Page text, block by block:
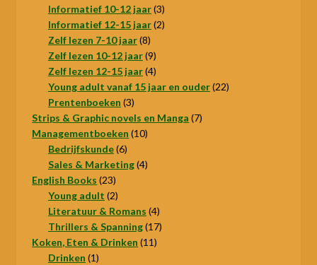
producten
Informatief 10-12 jaar 33
producten
Informatief 12-15 jaar 22
Zelf lezen 7-10 jaar 88
producten
Zelf lezen 10-12 jaar 99
producten
Zelf lezen 12-15 jaar 44
producten
Young adult vanaf 15 jaar en ouder 2222
Prentenboeken 33
producten
Strips & Graphic novels en Manga 77
Managementboeken 1010
Bedrijfskunde 66
producten
Sales & Marketing 44
English Books 2323
producten
Young adult 22
producten
Literatuur & Romans 44
producten
Thrillers & Spanning 1717
Koken, Eten & Drinken 1111
Drinken 11